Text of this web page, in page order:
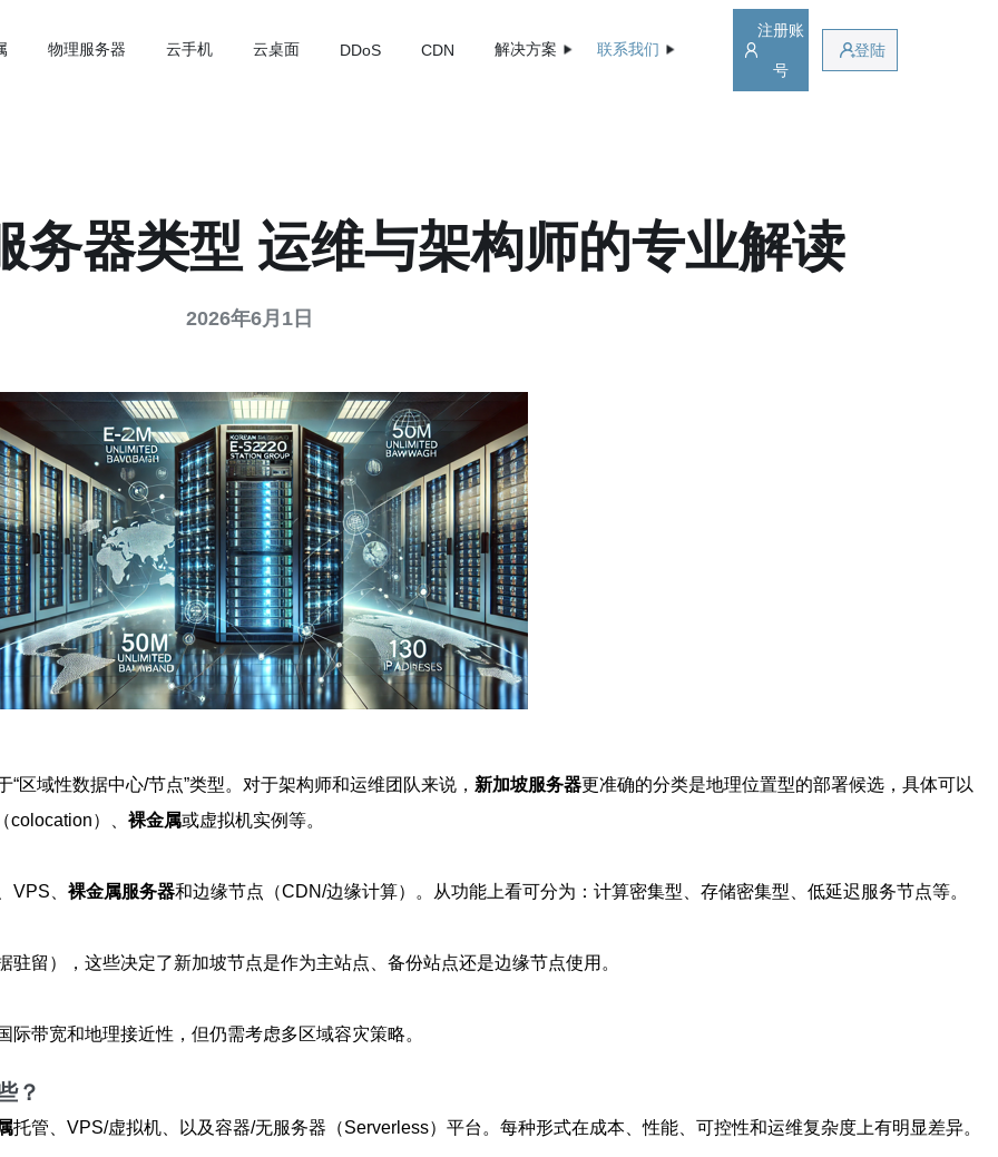
物理服务器 云手机 云桌面 DDoS CDN 解决方案 联系我们
注册账
号
登陆
务器类型 运维与架构师的专业解读
2026年6月1日
区域性数据中心/节点”类型。对于架构师和运维团队来说， 新加坡服务器更准确的分类是地理位置型的部署候选，具体可以
）、 裸金属或虚拟机实例等。
VPS、 裸金属服务器和边缘节点（CDN/边缘计算）。从功能上看可分为：计算密集型、存储密集型、低延迟服务节点等。
留），这些决定了新加坡节点是作为主站点、备份站点还是边缘节点使用。
带宽和地理接近性，但仍需考虑多区域容灾策略。
？
托管、VPS/虚拟机、以及容器/无服务器（Serverless）平台。每种形式在成本、性能、可控性和运维复杂度上有明显差异。